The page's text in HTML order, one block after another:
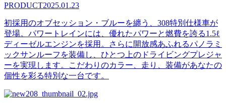
PRODUCT2025.01.23
初採用のオブセッション・ブルーを纏う、308特別仕様車が
登場。パワートレインには、優れたパワーと燃費を誇る1.5ℓ
ディーゼルエンジンを採用。さらに開放感あふれるパノラミ
ックサンルーフを装備し、ひとつ上のドライビングプレジャ
ーを実現します。こだわりのカラー、走り、装備があなたの
個性を彩る特別な一台です。